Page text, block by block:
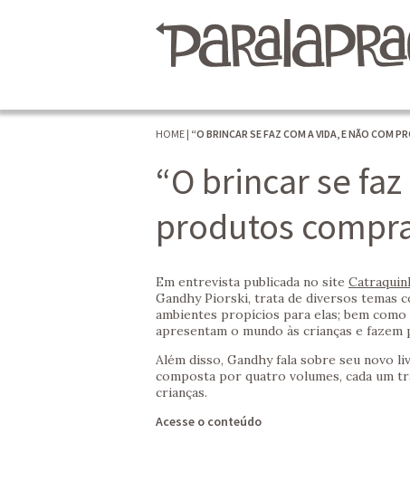
HOME | “O BRINCAR SE FAZ COM A VIDA, E NÃO COM
“O brincar se
produtos
Em entrevista publicada no site
Gandhy Piorski, trata de diversos temas
ambientes propícios para elas; bem
apresentam o mundo às crianças e
Além disso, Gandhy fala sobre seu novo
composta por quatro volumes, cada um
crianças.
Acesse o conteúdo